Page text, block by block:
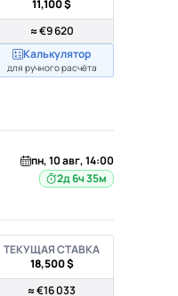
11,100 $
≈ €9 620
Калькулятор
для ручного расчёта
пн, 10 авг, 14:00
2д 6ч 35м
ТЕКУЩАЯ СТАВКА
18,500 $
≈ €16 033